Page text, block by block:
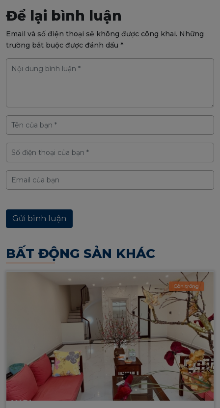
Để lại bình luận
Email và số điện thoại sẽ không được công khai. Những
trường bắt buộc được đánh dấu *
BẤT ĐỘNG SẢN KHÁC
Còn trống